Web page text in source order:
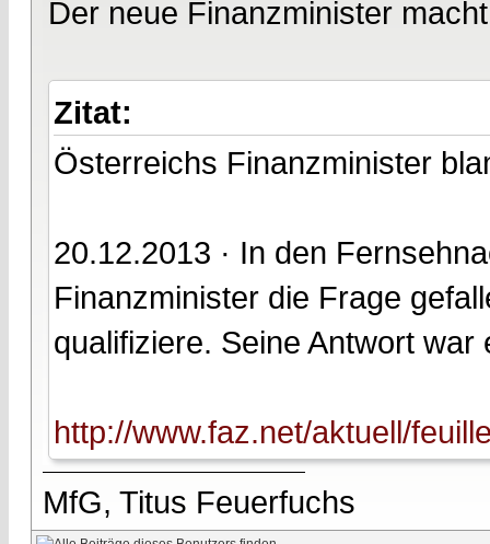
Der neue Finanzminister
Zitat:
Österreichs Finanzminister
20.12.2013 · In den
Finanzminister die Frage
qualifiziere. Seine Antwort
http://www.faz.net/aktuell/
MfG, Titus Feuerfuchs